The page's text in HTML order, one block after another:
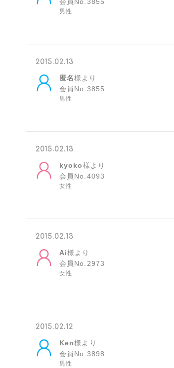
会員No.3855
男性
2015.02.13
匿名様より
会員No.3855
男性
2015.02.13
kyoko様より
会員No.4093
女性
2015.02.13
Ai様より
会員No.2973
女性
2015.02.12
Ken様より
会員No.3898
男性